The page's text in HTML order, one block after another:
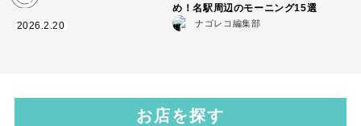
2026.2.20
め！名駅周辺のモーニング15選
ナゴレコ編集部
お店を探す